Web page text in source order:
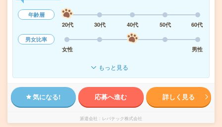
年齢層
20代
30代 40代 50代
60代
男女比率
女性
男性
もっと見る
気になる! 応募へ進む 詳しく見る
派遣会社 レバテック株式会社